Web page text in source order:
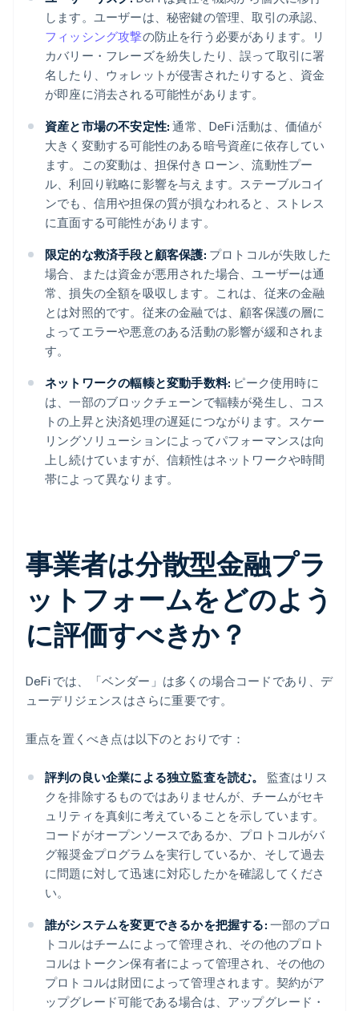
します。ユーザーは、秘密鍵の管理、取引の承認、
フィッシング攻撃の防止を行う必要があります。リ
カバリー・フレーズを紛失したり、誤って取引に署
名したり、ウォレットが侵害されたりすると、資金
が即座に消去される可能性があります。
資産と市場の不安定性: 通常、DeFi 活動は、価値が
大きく変動する可能性のある暗号資産に依存してい
ます。この変動は、担保付きローン、流動性プー
ル、利回り戦略に影響を与えます。ステーブルコイ
ンでも、信用や担保の質が損なわれると、ストレス
に直面する可能性があります。
限定的な救済手段と顧客保護: プロトコルが失敗した
場合、または資金が悪用された場合、ユーザーは通
常、損失の全額を吸収します。これは、従来の金融
とは対照的です。従来の金融では、顧客保護の層に
よってエラーや悪意のある活動の影響が緩和されま
す。
ネットワークの輻輳と変動手数料: ピーク使用時に
は、一部のブロックチェーンで輻輳が発生し、コス
トの上昇と決済処理の遅延につながります。スケー
リングソリューションによってパフォーマンスは向
上し続けていますが、信頼性はネットワークや時間
帯によって異なります。
事業者は分散型金融プラ
ットフォームをどのよう
に評価すべきか？
DeFi では、「ベンダー」は多くの場合コードであり、デ
ューデリジェンスはさらに重要です。
重点を置くべき点は以下のとおりです：
評判の良い企業による独立監査を読む。
監査はリス
クを排除するものではありませんが、チームがセキ
ュリティを真剣に考えていることを示しています。
コードがオープンソースであるか、プロトコルがバ
グ報奨金プログラムを実行しているか、そして過去
に問題に対して迅速に対応したかを確認してくださ
い。
誰がシステムを変更できるかを把握する: 一部のプロ
トコルはチームによって管理され、その他のプロト
コルはトークン保有者によって管理され、その他の
プロトコルは財団によって管理されます。契約がア
ップグレード可能である場合は、アップグレード・